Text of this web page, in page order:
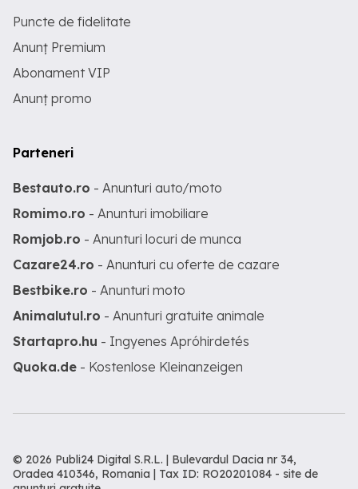
Puncte de fidelitate
Anunț Premium
Abonament VIP
Anunț promo
Parteneri
Bestauto.ro - Anunturi auto/moto
Romimo.ro - Anunturi imobiliare
Romjob.ro - Anunturi locuri de munca
Cazare24.ro - Anunturi cu oferte de cazare
Bestbike.ro - Anunturi moto
Animalutul.ro - Anunturi gratuite animale
Startapro.hu - Ingyenes Apróhirdetés
Quoka.de - Kostenlose Kleinanzeigen
© 2026 Publi24 Digital S.R.L. | Bulevardul Dacia nr 34,
Oradea 410346, Romania | Tax ID: RO20201084 - site de